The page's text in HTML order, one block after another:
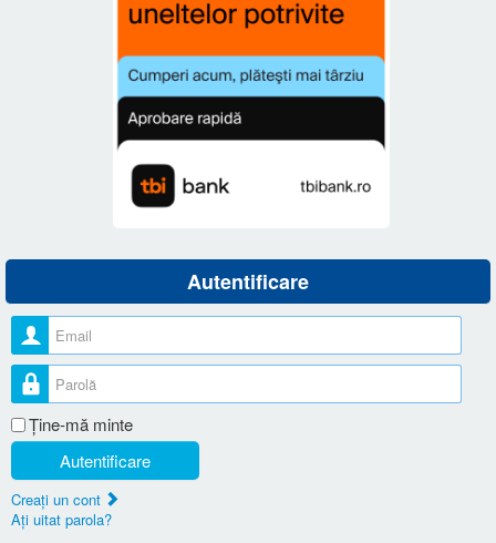
Autentificare
Nume utilizator
Parolă
Ţine-mă minte
Autentificare
Creaţi un cont
Aţi uitat parola?